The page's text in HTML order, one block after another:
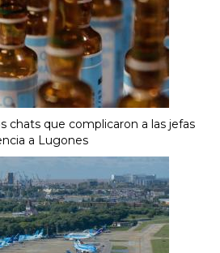
chats que complicaron a las jefas
a Lugones